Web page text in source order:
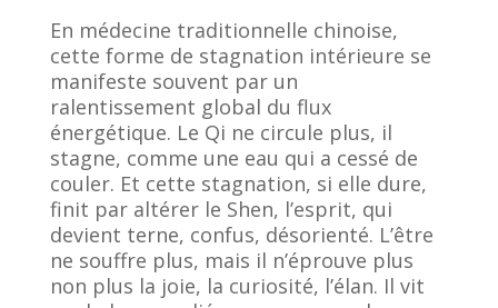
En médecine traditionnelle chinoise,
cette forme de stagnation intérieure se
manifeste souvent par un
ralentissement global du flux
énergétique. Le Qi ne circule plus, il
stagne, comme une eau qui a cessé de
couler. Et cette stagnation, si elle dure,
finit par altérer le Shen, l’esprit, qui
devient terne, confus, désorienté. L’être
ne souffre plus, mais il n’éprouve plus
non plus la joie, la curiosité, l’élan. Il vit